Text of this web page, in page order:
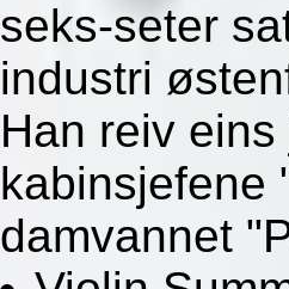
seks-seter
industri
Han reiv
kabinsjefene
damvannet